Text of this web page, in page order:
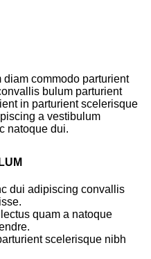
commodo parturient
bulum parturient
in parturient scelerisque
a vestibulum
natoque dui.
dui adipiscing convallis
quam a natoque
scelerisque nibh